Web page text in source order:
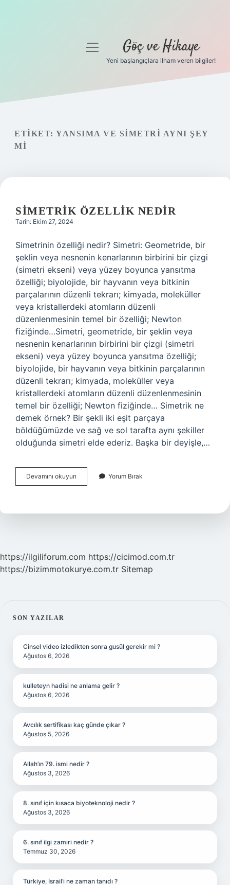
Gizlilik Politikası
Hakkımızda
menüyü
Göç ve Hikaye
Yeni başlangıçlara ilham veren bilgiler!
ETIKET: YANSIMA VE SIMETRI AYNI ŞEY
MI
SIMETRIK ÖZELLIK NEDIR
Tarih: Ekim 27, 2024
Simetrinin özelliği nedir? Simetri: Geometride, bir
şeklin veya nesnenin kenarlarının birbirini bir çizgi
(simetri ekseni) veya yüzey boyunca yansıtma
özelliği; biyolojide, bir hayvanın veya bitkinin
parçalarının düzenli tekrarı; kimyada, moleküller
veya kristallerdeki atomların düzenli
düzenlenmesinin temel bir özelliği; Newton
fiziğinde…Simetri, geometride, bir şeklin veya
nesnenin kenarlarının birbirini bir çizgi (simetri
ekseni) veya yüzey boyunca yansıtma özelliği;
biyolojide, bir hayvanın veya bitkinin parçalarının
düzenli tekrarı; kimyada, moleküller veya
kristallerdeki atomların düzenli düzenlenmesinin
temel bir özelliği; Newton fiziğinde… Simetrik ne
demek örnek? Bir şekli iki eşit parçaya
böldüğümüzde ve sağ ve sol tarafta aynı şekiller
olduğunda simetri elde ederiz. Başka bir deyişle,…
Devamını okuyun Simetrik
Özellik
Yorum Bırak
https://ilgiliforum.com https://cicimod.com.tr
https://bizimmotokurye.com.tr Sitemap
SIDEBAR
SON YAZILAR
Cinsel video izledikten sonra gusül gerekir mi ?
Ağustos 6, 2026
kulleteyn hadisi ne anlama gelir ?
Ağustos 6, 2026
Avcılık sertifikası kaç günde çıkar ?
Ağustos 5, 2026
Allah’ın 79. ismi nedir ?
Ağustos 3, 2026
8. sınıf için kısaca biyoteknoloji nedir ?
Ağustos 3, 2026
6. sınıf ilgi zamiri nedir ?
Temmuz 30, 2026
Türkiye, İsrail’i ne zaman tanıdı ?